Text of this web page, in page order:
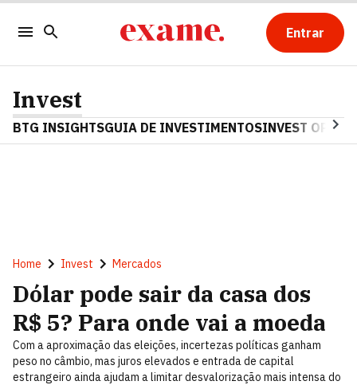
Entrar
Invest
BTG INSIGHTSGUIA DE INVESTIMENTOSINVEST OPINA
Home Invest Mercados
Dólar pode sair da casa dos
R$ 5? Para onde vai a moeda
Com a aproximação das eleições, incertezas políticas ganham
peso no câmbio, mas juros elevados e entrada de capital
estrangeiro ainda ajudam a limitar desvalorização mais intensa do